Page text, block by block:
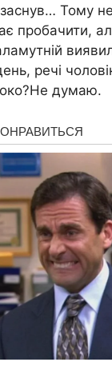
Тому
пробачити,
речі
думаю.